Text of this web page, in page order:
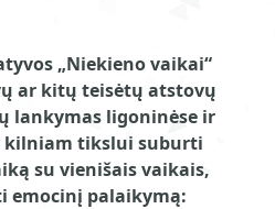
„Niekieno vaikai“
ar kitų teisėtų atstovų
lankymas ligoninėse ir
kilniam tikslui suburti
su vienišais vaikais,
emocinį palaikymą: